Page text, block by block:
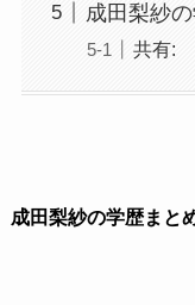
成田梨紗
共有:
成田梨紗の学歴まと